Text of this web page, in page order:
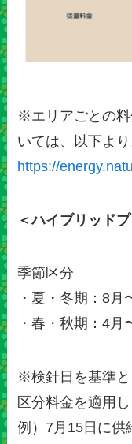
※エリアごとの
いては、以下より
https://
＜ハイブリッド
季節区分
・夏・冬期：8月
・春・秋期：4月
※検針日を基準
区分料金を適用し
例）7月15日に供